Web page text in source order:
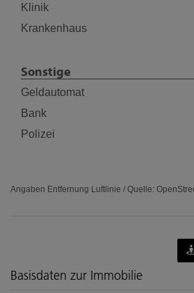
Klinik
Krankenhaus
Sonstige
Geldautomat
Bank
Polizei
Angaben Entfernung Luftlinie / Quelle:
Basisdaten zur Immobilie